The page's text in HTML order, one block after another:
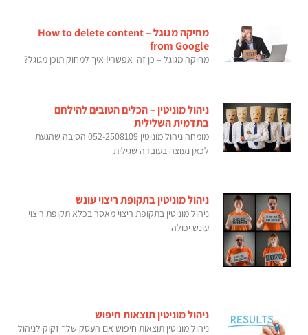
מחיקה מגוגל – How to delete content
from Google
מחיקה מגוגל – כן זה אפשרי! איך למחוק תוכן מגוגל?
ניהול מוניטין – הכלים הטובים להילחם
בתדמית השלילית
מומחה ניהול מוניטין 052-2508109 הסיבה שהגעת
לכאן נעוצה בעובדה שגילית
ניהול מוניטין בתקופת ריצוי עונש
ניהול מוניטין בתקופת ריצוי מאסר בכלא תקופת ריצוי
עונש יכולה
ניהול מוניטין תוצאות חיפוש
ניהול מוניטין תוצאות חיפוש אם העסק שלך זקוק לניהול